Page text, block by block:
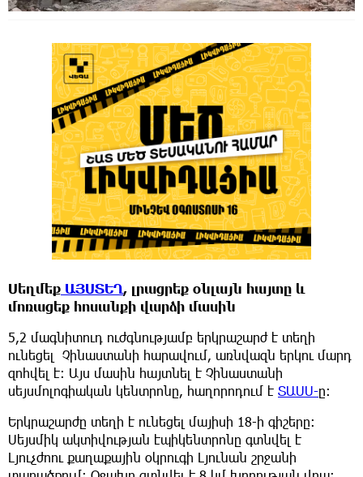
Սեղմեք ԱՅՍՏԵՂ, լրացրեք օնլայն հայտը և
մոռացեք հոսանքի վարձի մասին
5,2 մագնիտուդ ուժգնությամբ երկրաշարժ է տեղի
ունեցել Չինաստանի հարավում, առնվազն երկու մարդ
զոհվել է։ Այս մասին հայտնել է Չինաստանի
սեյսմոլոգիական կենտրոնը, հաղորոդում է ՏԱՍՍ-ը:
Երկրաշարժը տեղի է ունեցել մայիսի 18-ի գիշերը։
Սեյսմիկ ակտիվության էպիկենտրոնը գտնվել է
Լյուչժոու քաղաքային օկրուգի Լյունան շրջանի